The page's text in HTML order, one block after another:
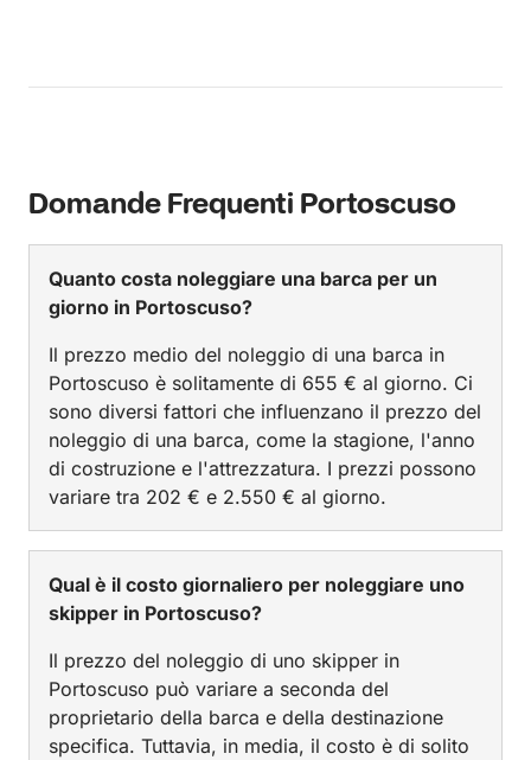
Domande Frequenti Portoscuso
Quanto costa noleggiare una barca per un
giorno in Portoscuso?
Il prezzo medio del noleggio di una barca in
Portoscuso è solitamente di 655 € al giorno. Ci
sono diversi fattori che influenzano il prezzo del
noleggio di una barca, come la stagione, l'anno
di costruzione e l'attrezzatura. I prezzi possono
variare tra 202 € e 2.550 € al giorno.
Qual è il costo giornaliero per noleggiare uno
skipper in Portoscuso?
Il prezzo del noleggio di uno skipper in
Portoscuso può variare a seconda del
proprietario della barca e della destinazione
specifica. Tuttavia, in media, il costo è di solito